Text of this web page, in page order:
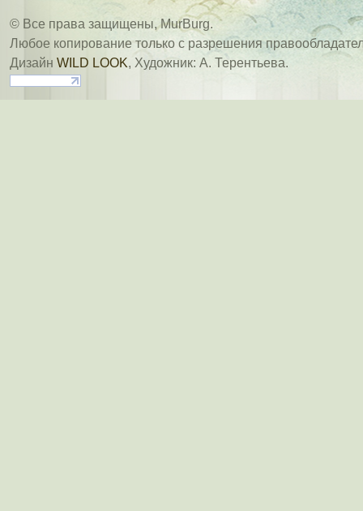
© Все права защищены, MurBurg.
Любое копирование только с разрешения
Дизайн WILD LOOK, Художник: А. Терентьева.